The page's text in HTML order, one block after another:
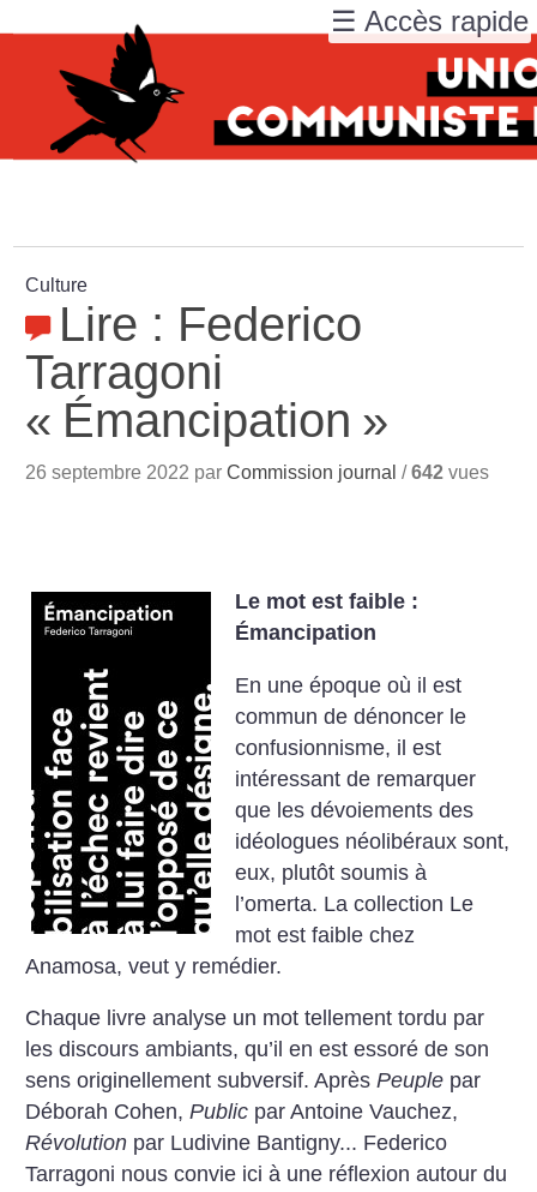
Culture
Lire : Federico
Tarragoni
« Émancipation »
26 septembre 2022 parCommission journal /642 vues
Le mot est faible :
Émancipation
En une époque où il est
commun de dénoncer le
confusionnisme, il est
intéressant de remarquer
que les dévoiements des
idéologues néolibéraux sont,
eux, plutôt soumis à
l’omerta. La collection Le
mot est faible chez
Anamosa, veut y remédier.
Chaque livre analyse un mot tellement tordu par
les discours ambiants, qu’il en est essoré de son
sens originellement subversif. AprèsPeuple par
Déborah Cohen,Public par Antoine Vauchez,
Révolution par Ludivine Bantigny... Federico
Tarragoni nous convie ici à une réflexion autour du
☰ Accès rapide